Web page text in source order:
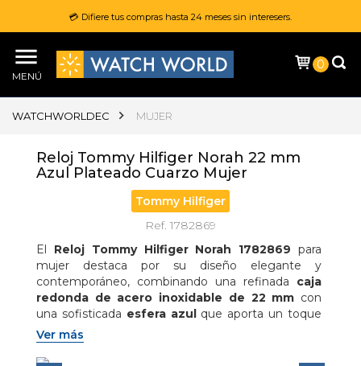
💳 Difiere tus compras hasta 24 meses sin interesers.
MENÚ
0
WATCHWORLDEC MUJER
Reloj Tommy Hilfiger Norah 22 mm
Azul Plateado Cuarzo Mujer
Tommy Hilfiger
Ref. 1782869
El Reloj Tommy Hilfiger Norah 1782869 para
mujer destaca por su diseño elegante y
contemporáneo, combinando una refinada caja
redonda de acero inoxidable de 22 mm con
una sofisticada esfera azul que aporta un toque
moderno y femenino; equipado con
de cuarzo
modelo se complementa con un
brazalete de
Ver más